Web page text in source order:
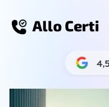
Allo Certi